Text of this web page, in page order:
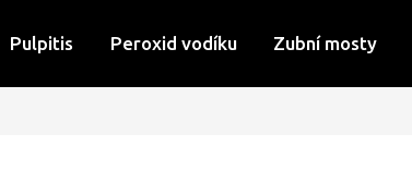
Pulpitis Peroxid vodíku Zubní mosty